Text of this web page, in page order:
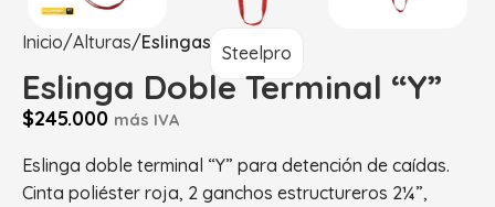
Inicio Alturas Eslingas Steelpro
Eslinga Doble Terminal “Y”
$245.000 más IVA
Eslinga doble terminal “Y” para detención de caídas.
Cinta poliéster roja, 2 ganchos estructureros 2¼”,